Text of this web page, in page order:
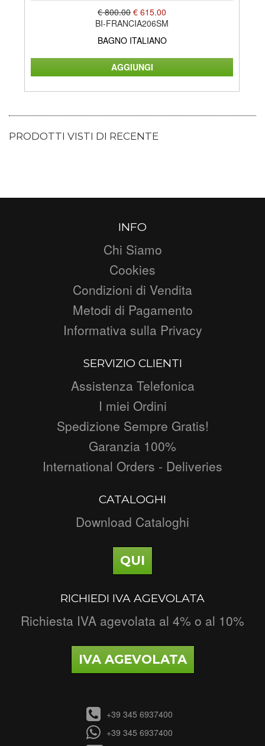
€ 800.00 € 615.00
BI-FRANCIA206SM
BAGNO ITALIANO
PRODOTTI VISTI DI RECENTE
INFO
Chi Siamo
Cookies
Condizioni di Vendita
Metodi di Pagamento
Informativa sulla Privacy
SERVIZIO CLIENTI
Assistenza Telefonica
I miei Ordini
Spedizione Sempre Gratis!
Garanzia 100%
International Orders - Deliveries
CATALOGHI
Download Cataloghi
QUI
RICHIEDI IVA AGEVOLATA
Richiesta IVA agevolata al 4% o al 10%
IVA AGEVOLATA
+39 345 6937400
+39 345 6937400